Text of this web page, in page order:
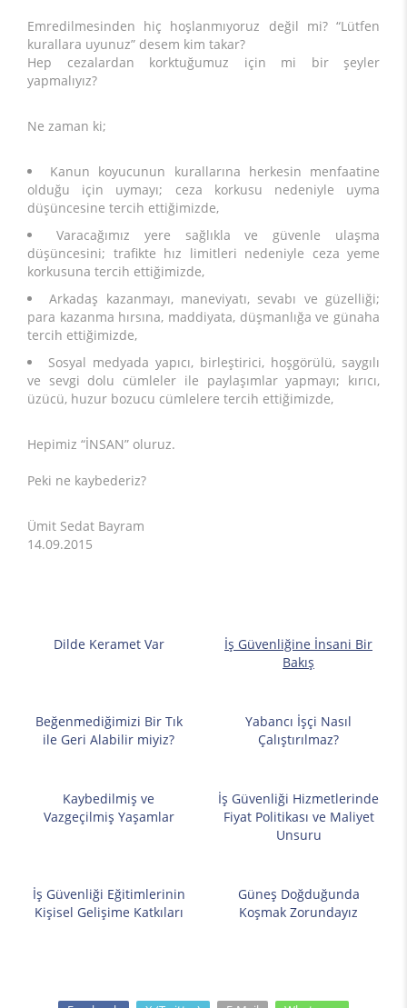
Emredilmesinden hiç hoşlanmıyoruz değil mi? “Lütfen
kurallara uyunuz” desem kim takar?
Hep cezalardan korktuğumuz için mi bir şeyler
yapmalıyız?
Ne zaman ki;
Kanun koyucunun kurallarına herkesin menfaatine
olduğu için uymayı; ceza korkusu nedeniyle uyma
düşüncesine tercih ettiğimizde,
Varacağımız yere sağlıkla ve güvenle ulaşma
düşüncesini; trafikte hız limitleri nedeniyle ceza yeme
korkusuna tercih ettiğimizde,
Arkadaş kazanmayı, maneviyatı, sevabı ve güzelliği;
para kazanma hırsına, maddiyata, düşmanlığa ve günaha
tercih ettiğimizde,
Sosyal medyada yapıcı, birleştirici, hoşgörülü, saygılı
ve sevgi dolu cümleler ile paylaşımlar yapmayı; kırıcı,
üzücü, huzur bozucu cümlelere tercih ettiğimizde,
Hepimiz “İNSAN” oluruz.
Peki ne kaybederiz?
Ümit Sedat Bayram
14.09.2015
Dilde Keramet Var
İş Güvenliğine İnsani Bir
Bakış
Beğenmediğimizi Bir Tık
ile Geri Alabilir miyiz?
Yabancı İşçi Nasıl
Çalıştırılmaz?
Kaybedilmiş ve
Vazgeçilmiş Yaşamlar
İş Güvenliği Hizmetlerinde
Fiyat Politikası ve Maliyet
Unsuru
İş Güvenliği Eğitimlerinin
Kişisel Gelişime Katkıları
Güneş Doğduğunda
Koşmak Zorundayız